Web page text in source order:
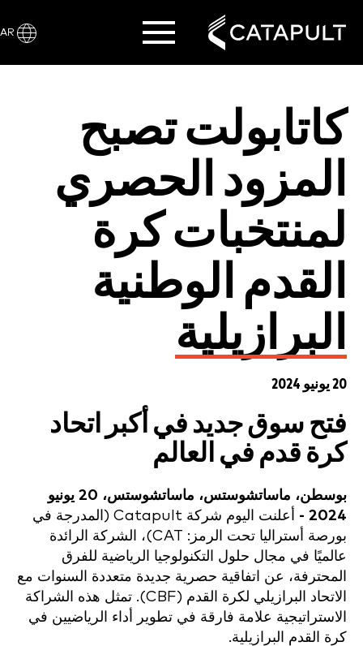
كاتابولت تصبح
المزود الحصري
لمنتخبات كرة
القدم الوطنية
البرازيلية
20 يونيو 2024
فتح سوق جديد في أكبر اتحاد
كرة قدم في العالم
بوسطن، ماساتشوستس، ماساتشوستس، 20 يونيو
2024 -
أعلنت اليوم شركة Catapult (المدرجة في
بورصة أستراليا تحت الرمز: CAT)، الشركة الرائدة
عالميًا في مجال حلول التكنولوجيا الرياضية للفرق
المحترفة، عن اتفاقية حصرية جديدة متعددة السنوات مع
الاتحاد البرازيلي لكرة القدم (CBF). تمثل هذه الشراكة
الاستراتيجية علامة فارقة في تطوير أداء الرياضيين في
كرة القدم البرازيلية.